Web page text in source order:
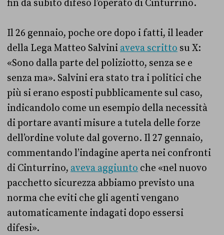
fin da subito difeso l’operato di Cinturrino.
Il 26 gennaio, poche ore dopo i fatti, il leader
della Lega Matteo Salvini aveva scritto su X:
«Sono dalla parte del poliziotto, senza se e
senza ma». Salvini era stato tra i politici che
più si erano esposti pubblicamente sul caso,
indicandolo come un esempio della necessità
di portare avanti misure a tutela delle forze
dell’ordine volute dal governo. Il 27 gennaio,
commentando l’indagine aperta nei confronti
di Cinturrino, aveva aggiunto che «nel nuovo
pacchetto sicurezza abbiamo previsto una
norma che eviti che gli agenti vengano
automaticamente indagati dopo essersi
difesi».